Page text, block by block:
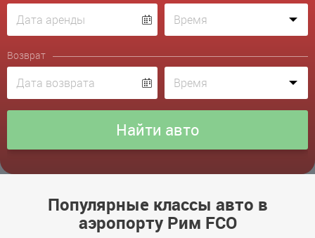
Возврат
Популярные классы авто в
аэропорту Рим FCO